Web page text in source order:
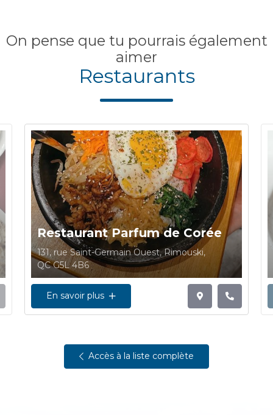
On pense que tu pourrais également
aimer
Restaurants
Restaurant Parfum de Corée
131, rue Saint-Germain Ouest, Rimouski,
QC G5L 4B6
En savoir plus
Accès à la liste complète